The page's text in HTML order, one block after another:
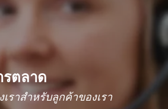
รตลาด
ราสําหรับลูกค้าของเรา